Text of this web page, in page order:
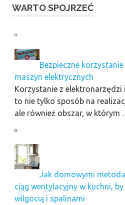
WARTO SPOJRZEĆ
Bezpieczne
maszyn elektrycznych
Korzystanie z elektronarzędzi
to nie tylko sposób na
ale również obszar, w którym
Jak domowymi
ciąg wentylacyjny w kuchni,
wilgocią i spalinami